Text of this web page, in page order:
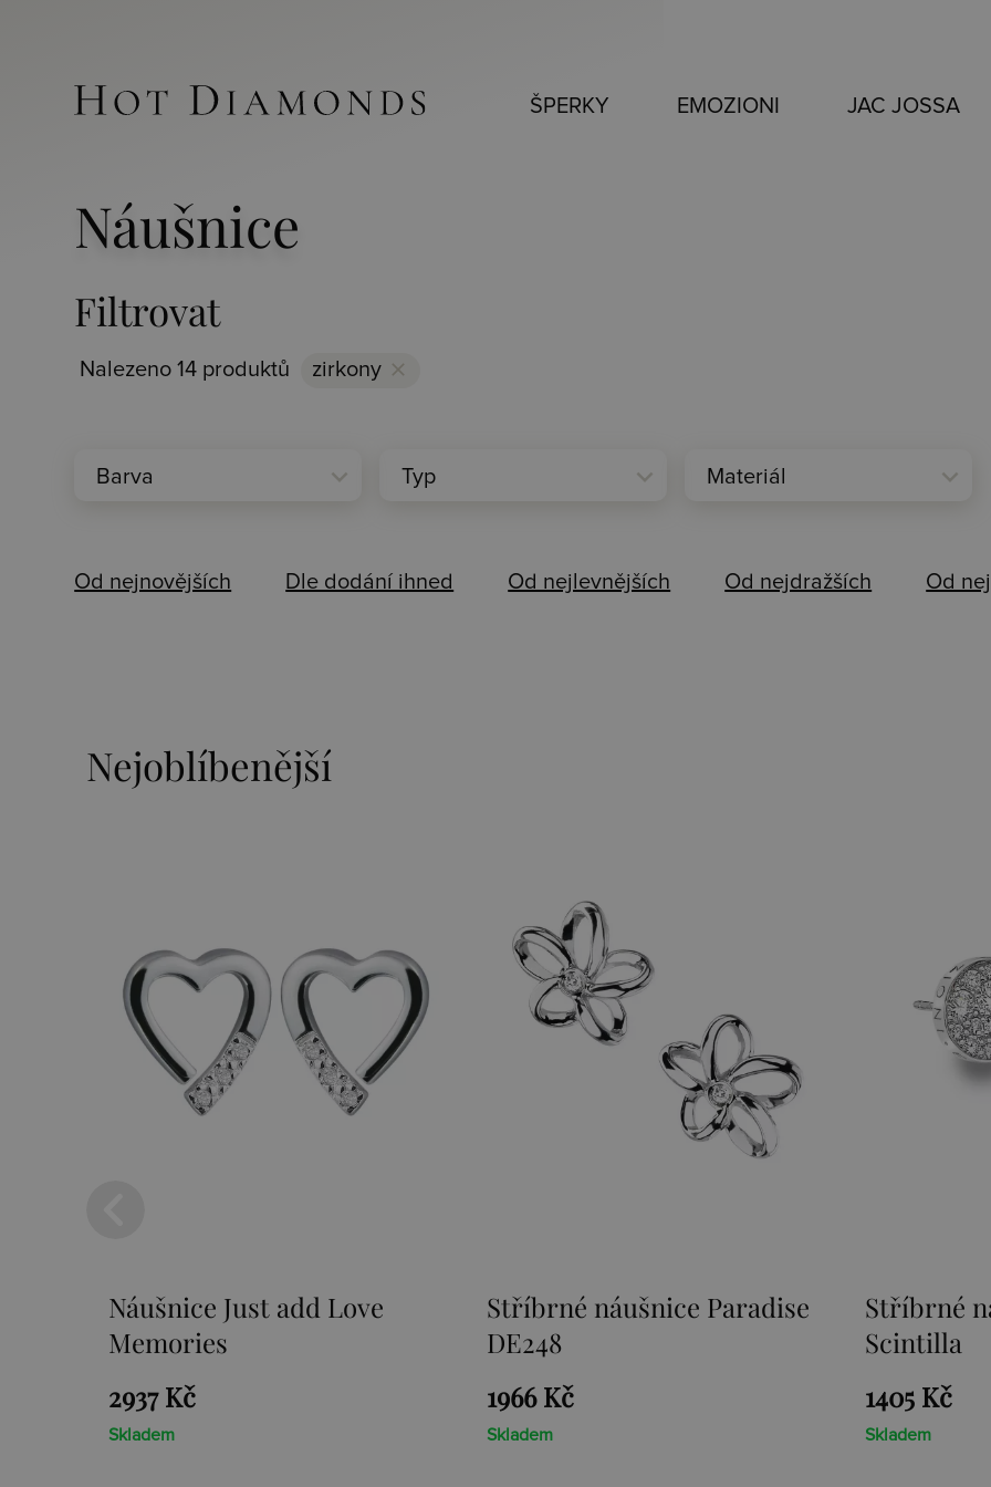
ŠPERKY EMOZIONI JAC JOSSA
Náušnice
Filtrovat
Nalezeno 14 produktů zirkony clear
expand_more
Barva expand_more
Typ expand_more
Materiál
Od nejnovějších Dle dodání ihned Od nejlevnějších Od nejdražších Od
Nejoblíbenější
Stříbrné náušnice Paradise
DE248
Stříbrné náušnice Emozioni